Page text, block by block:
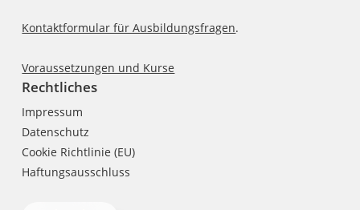
Kontaktformular für Ausbildungsfragen.
Voraussetzungen und Kurse
Rechtliches
Impressum
Datenschutz
Cookie Richtlinie (EU)
Haftungsausschluss